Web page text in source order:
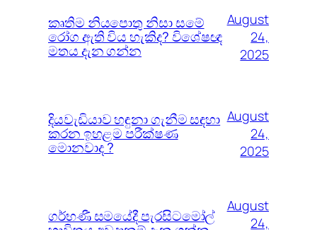
කෘතිම නියපොතු නිසා සමේ
රෝග ඇති විය හැකිද? විශේෂඥ
මතය දැන ගන්න
August
24,
2025
දියවැඩියාව හඳුනා ගැනීම සඳහා
කරන ඉහළම පරීක්ෂණ
මොනවාද ?
August
24,
2025
ගර්භණී සමයේදී පැරසිටමෝල්
August
24,